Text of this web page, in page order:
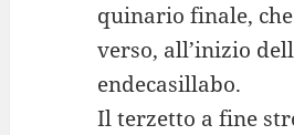
quinario finale,
verso, all’inizio
endecasillabo.
Il terzetto a fine